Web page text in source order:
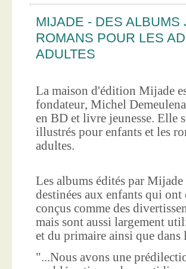
MIJADE - DES
ROMANS POUR LES
ADULTES
La maison d'édition Mijade
fondateur, Michel
en BD et livre jeunesse. Elle
illustrés pour enfants et les
adultes.
Les albums édités par
destinées aux enfants qui
conçus comme des
mais sont aussi largement
et du primaire ainsi que dans
"...Nous avons une